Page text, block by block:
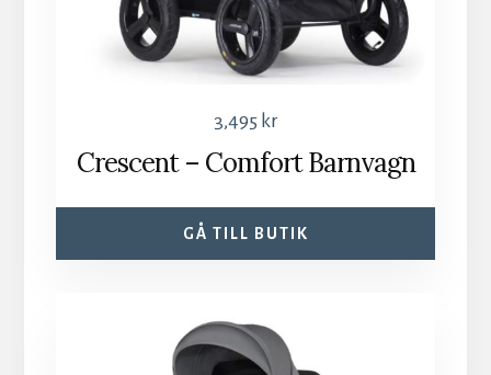
3,495 kr
Crescent – Comfort Barnvagn
GÅ TILL BUTIK